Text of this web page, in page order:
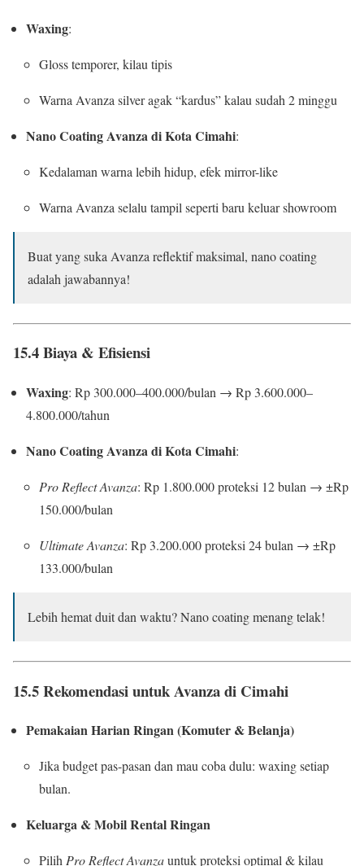
Waxing:
Gloss temporer, kilau tipis
Warna Avanza silver agak “kardus” kalau sudah 2 minggu
Nano Coating Avanza di Kota Cimahi:
Kedalaman warna lebih hidup, efek mirror-like
Warna Avanza selalu tampil seperti baru keluar showroom
Buat yang suka Avanza reflektif maksimal, nano coating
adalah jawabannya!
15.4 Biaya & Efisiensi
Waxing: Rp 300.000–400.000/bulan → Rp 3.600.000–
4.800.000/tahun
Nano Coating Avanza di Kota Cimahi:
Pro Reflect Avanza: Rp 1.800.000 proteksi 12 bulan → ±Rp
150.000/bulan
Ultimate Avanza: Rp 3.200.000 proteksi 24 bulan → ±Rp
133.000/bulan
Lebih hemat duit dan waktu? Nano coating menang telak!
15.5 Rekomendasi untuk Avanza di Cimahi
Pemakaian Harian Ringan (Komuter & Belanja)
Jika budget pas-pasan dan mau coba dulu: waxing setiap
bulan.
Keluarga & Mobil Rental Ringan
PilihPro Reflect Avanzauntuk proteksi optimal & kilau